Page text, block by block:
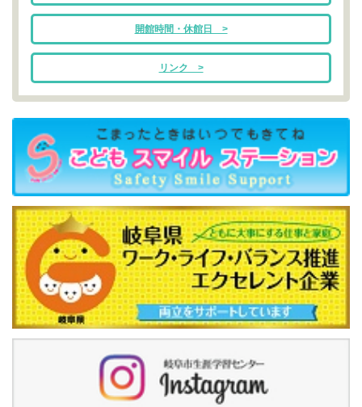
開館時間・休館日 >
リンク >